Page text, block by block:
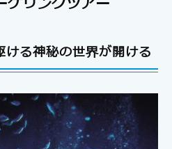
ケリングツアー
ける神秘の世界が開ける